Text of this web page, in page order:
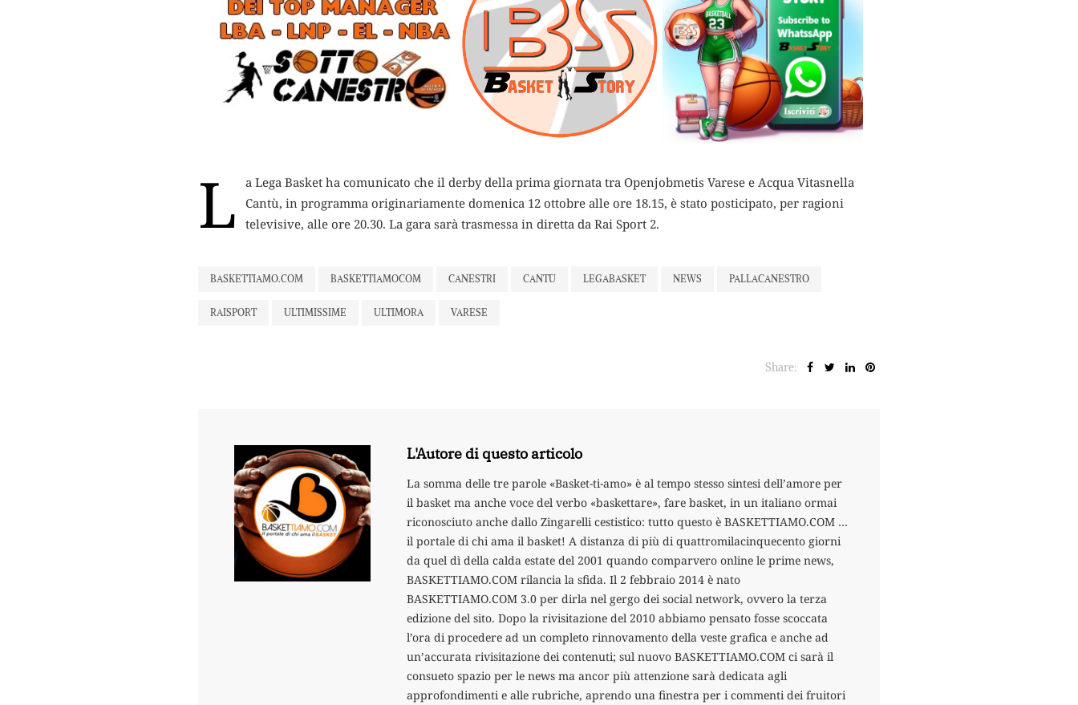
L
a Lega Basket ha comunicato che il derby della prima giornata tra Openjobmetis Varese e Acqua Vitasnella
Cantù, in programma originariamente domenica 12 ottobre alle ore 18.15, è stato posticipato, per ragioni
televisive, alle ore 20.30. La gara sarà trasmessa in diretta da Rai Sport 2.
BASKETTIAMO.COM BASKETTIAMOCOM CANESTRI CANTÙ LEGABASKET NEWS PALLACANESTRO
RAISPORT ULTIMISSIME ULTIMORA VARESE
Share:
L'Autore di questo articolo
La somma delle tre parole «Basket-ti-amo» è al tempo stesso sintesi dell’amore per
il basket ma anche voce del verbo «baskettare», fare basket, in un italiano ormai
riconosciuto anche dallo Zingarelli cestistico: tutto questo è BASKETTIAMO.COM …
il portale di chi ama il basket! A distanza di più di quattromilacinquecento giorni
da quel dì della calda estate del 2001 quando comparvero online le prime news,
BASKETTIAMO.COM rilancia la sfida. Il 2 febbraio 2014 è nato
BASKETTIAMO.COM 3.0 per dirla nel gergo dei social network, ovvero la terza
edizione del sito. Dopo la rivisitazione del 2010 abbiamo pensato fosse scoccata
l’ora di procedere ad un completo rinnovamento della veste grafica e anche ad
un’accurata rivisitazione dei contenuti; sul nuovo BASKETTIAMO.COM ci sarà il
consueto spazio per le news ma ancor più attenzione sarà dedicata agli
approfondimenti e alle rubriche, aprendo una finestra per i commenti dei fruitori